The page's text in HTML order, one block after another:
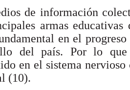
de información
armas
en el
del país. Por lo
en el sistema
(10).